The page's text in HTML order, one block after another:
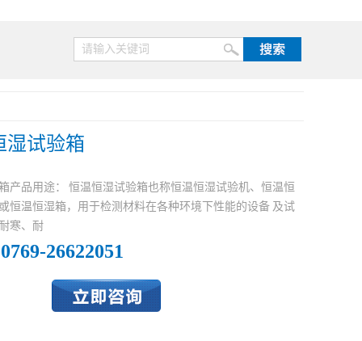
湿试验箱
产品用途： 恒温恒湿试验箱也称恒温恒湿试验机、恒温恒
恒温恒湿箱，用于检测材料在各种环境下性能的设备 及试
寒、耐
0769-26622051